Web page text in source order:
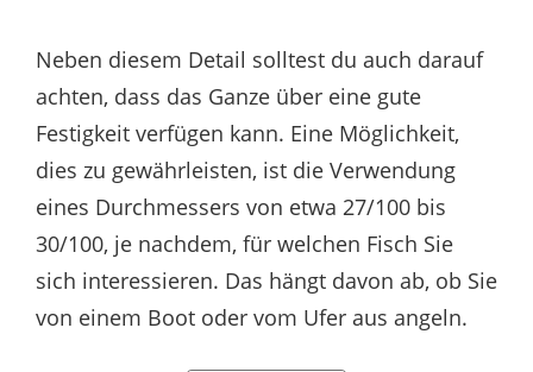
Neben diesem Detail solltest du auch darauf
achten, dass das Ganze über eine gute
Festigkeit verfügen kann. Eine Möglichkeit,
dies zu gewährleisten, ist die Verwendung
eines Durchmessers von etwa 27/100 bis
30/100, je nachdem, für welchen Fisch Sie
sich interessieren. Das hängt davon ab, ob Sie
von einem Boot oder vom Ufer aus angeln.